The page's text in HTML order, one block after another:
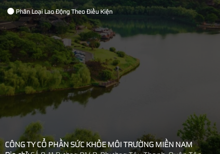
CÔNG TY CỔ PHẦN SỨC KHỎE MÔI TRƯỜNG MIỀN NAM
Phân Loại Lao Động Theo Điều Kiện